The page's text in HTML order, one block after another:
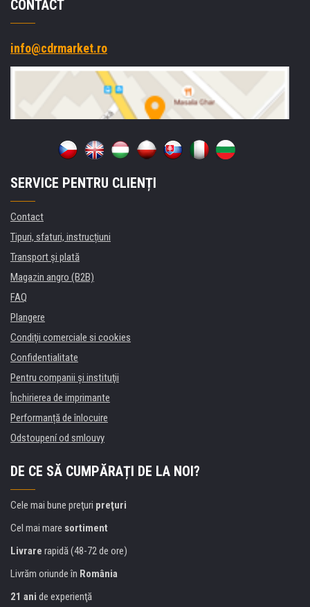
CONTACT
info@cdrmarket.ro
SERVICE PENTRU CLIENȚI
Contact
Tipuri, sfaturi, instrucțiuni
Transport şi plată
Magazin angro (B2B)
FAQ
Plangere
Condiţii comerciale si cookies
Confidentialitate
Pentru companii și instituţii
Închirierea de imprimante
Performanță de înlocuire
Odstoupení od smlouvy
DE CE SĂ CUMPĂRAȚI DE LA NOI?
Cele mai bune preţuri preţuri
Cel mai mare sortiment
Livrare rapidă (48-72 de ore)
Livrăm oriunde în România
21 ani de experienţă